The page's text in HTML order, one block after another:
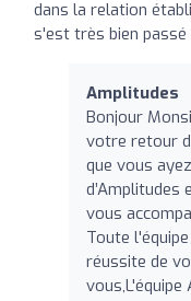
dans la relation
s'est très bien passé
Amplitudes
Bonjour
votre retour
que vous
d’Amplitudes
vous
Toute
réussite de
vous,L'équipe